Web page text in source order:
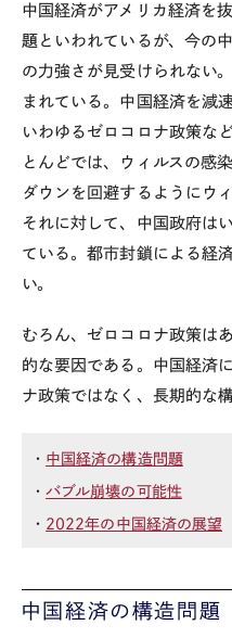
中国経済がアメリカ経済を
題といわれているが、今の
の力強さが見受けられない
まれている。中国経済を減
いわゆるゼロコロナ政策な
とんどでは、ウィルスの感
ダウンを回避するようにウ
それに対して、中国政府は
ている。都市封鎖による経
い。
むろん、ゼロコロナ政策は
的な要因である。中国経済
ナ政策ではなく、長期的な
・ 中国経済の構造問題
・バブル崩壊の可能性
・ 2022年の中国経済の展望
中国経済の構造問題